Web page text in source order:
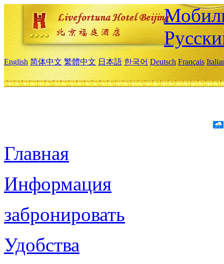
English 简体中文 繁體中文 日本語 한국어 Deutsch Français
Главная
Информация
забронировать
Удобства